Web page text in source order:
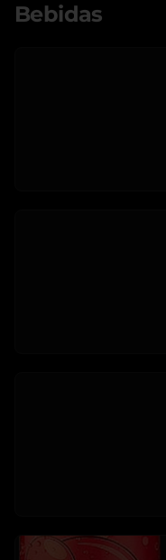
Bebidas